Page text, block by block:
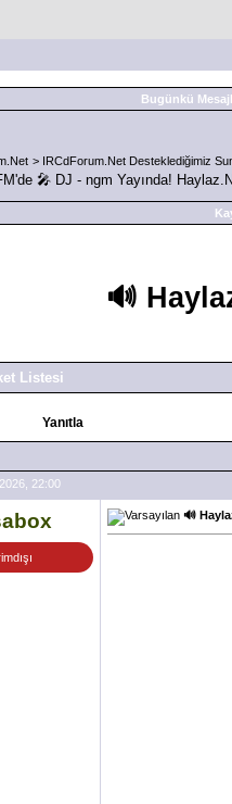
Bugünkü
> IRCdForum.Net Desteklediğimiz
🔊
Listesi
Yanıtla
22:00
🔊